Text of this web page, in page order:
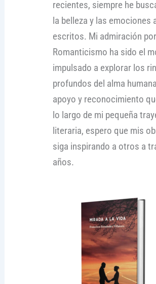
recientes, siempre he
la belleza y las emociones
escritos. Mi admiración
Romanticismo ha sido el
impulsado a explorar los
profundos del alma
apoyo y reconocimiento
lo largo de mi pequeña
literaria, espero que mis
siga inspirando a otros a
años.